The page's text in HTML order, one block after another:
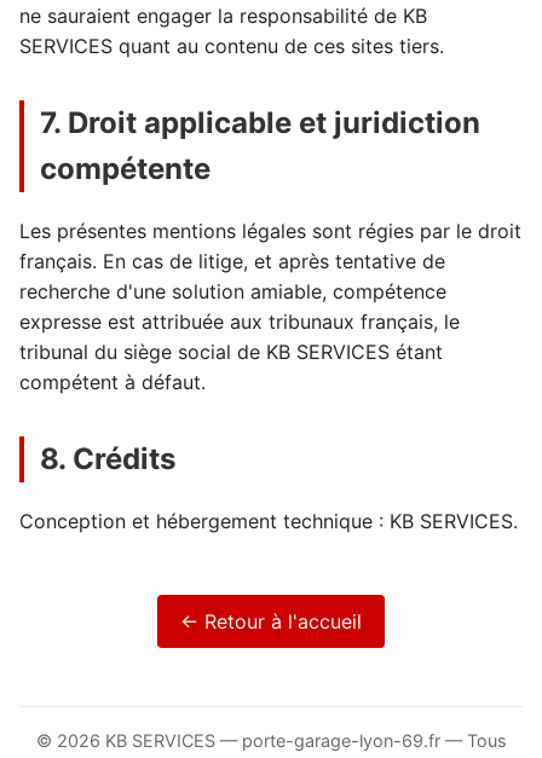
ne sauraient engager la responsabilité de KB
SERVICES quant au contenu de ces sites tiers.
7. Droit applicable et juridiction
compétente
Les présentes mentions légales sont régies par le droit
français. En cas de litige, et après tentative de
recherche d'une solution amiable, compétence
expresse est attribuée aux tribunaux français, le
tribunal du siège social de KB SERVICES étant
compétent à défaut.
8. Crédits
Conception et hébergement technique : KB SERVICES.
← Retour à l'accueil
© 2026 KB SERVICES — porte-garage-lyon-69.fr — Tous